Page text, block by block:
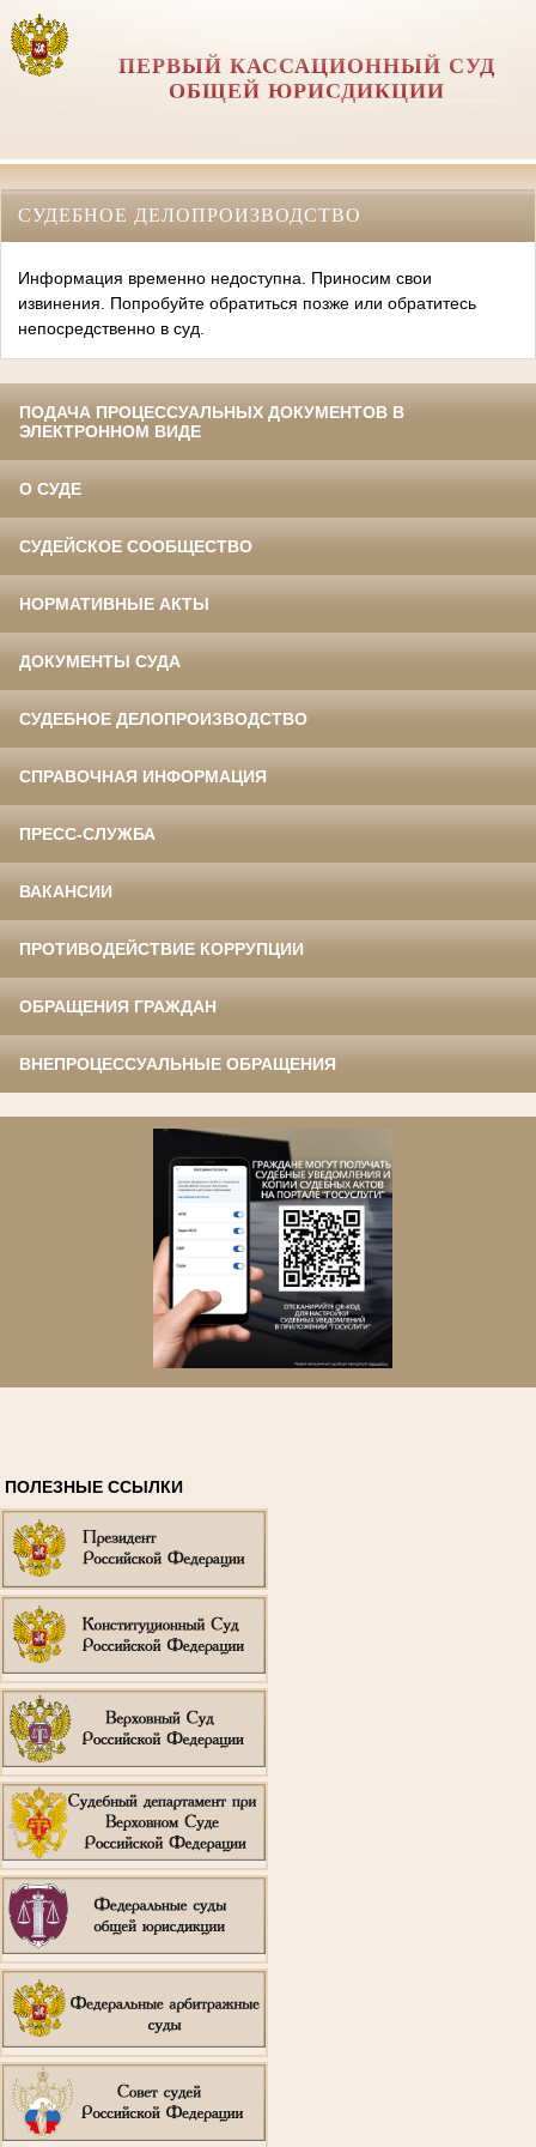
ПЕРВЫЙ КАССАЦИОННЫЙ СУД
ОБЩЕЙ ЮРИСДИКЦИИ
СУДЕБНОЕ ДЕЛОПРОИЗВОДСТВО
Информация временно недоступна. Приносим свои
извинения. Попробуйте обратиться позже или обратитесь
непосредственно в суд.
ПОДАЧА ПРОЦЕССУАЛЬНЫХ ДОКУМЕНТОВ В
ЭЛЕКТРОННОМ ВИДЕ
О СУДЕ
СУДЕЙСКОЕ СООБЩЕСТВО
НОРМАТИВНЫЕ АКТЫ
ДОКУМЕНТЫ СУДА
СУДЕБНОЕ ДЕЛОПРОИЗВОДСТВО
СПРАВОЧНАЯ ИНФОРМАЦИЯ
ПРЕСС-СЛУЖБА
ВАКАНСИИ
ПРОТИВОДЕЙСТВИЕ КОРРУПЦИИ
ОБРАЩЕНИЯ ГРАЖДАН
ВНЕПРОЦЕССУАЛЬНЫЕ ОБРАЩЕНИЯ
ПОЛЕЗНЫЕ ССЫЛКИ